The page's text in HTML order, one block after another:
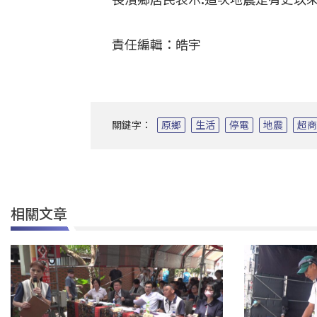
責任編輯：皓宇
關鍵字： 原鄉 生活 停電 地震 超商
相關文章